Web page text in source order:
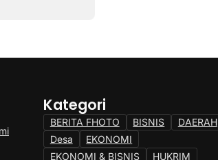
Kategori
BERITA FHOTO BISNIS
DAERAH
Desa
EKONOMI
EKONOMI & BISNIS
HUKRIM